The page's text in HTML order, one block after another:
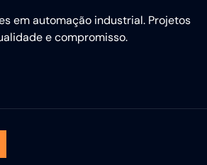
em automação industrial. Projetos
e compromisso.